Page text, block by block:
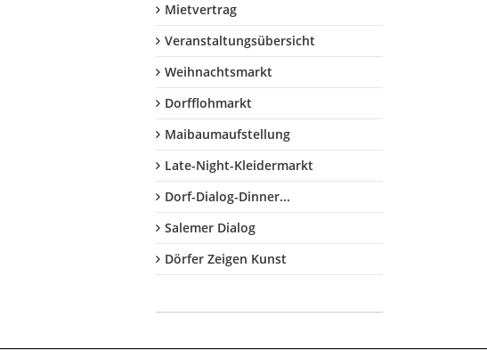
Mietvertrag
Veranstaltungsübersicht
Weihnachtsmarkt
Dorfflohmarkt
Maibaumaufstellung
Late-Night-Kleidermarkt
Dorf-Dialog-Dinner...
Salemer Dialog
Dörfer Zeigen Kunst